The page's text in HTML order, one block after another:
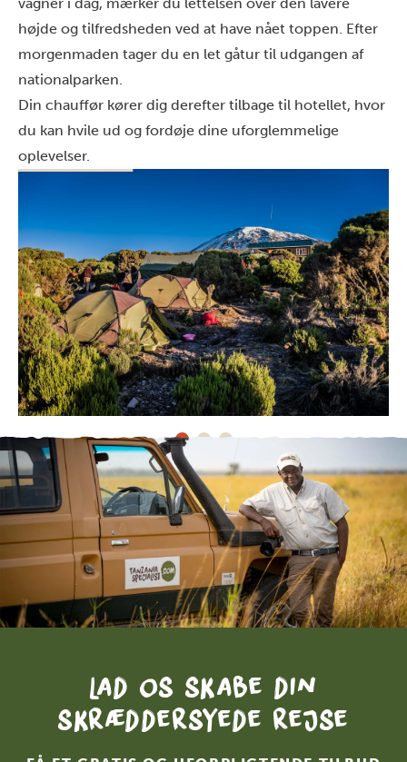
højde og tilfredsheden ved at have nået toppen. Efter
morgenmaden tager du en let gåtur til udgangen af
nationalparken.
Din chauffør kører dig derefter tilbage til hotellet, hvor
du kan hvile ud og fordøje dine uforglemmelige
oplevelser.
Lad os skabe din
skræddersyede rejse